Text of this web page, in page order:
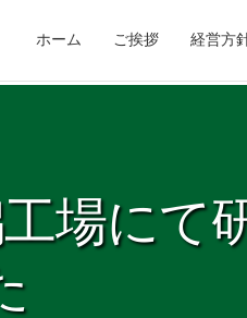
経営方
ご挨拶
ホーム
場にて